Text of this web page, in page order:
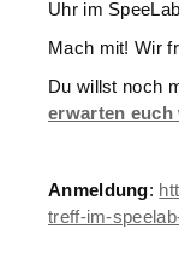
Uhr im
Mach mit! Wir
Du willst noch
erwarten euch
Anmeldung:
treff-im-